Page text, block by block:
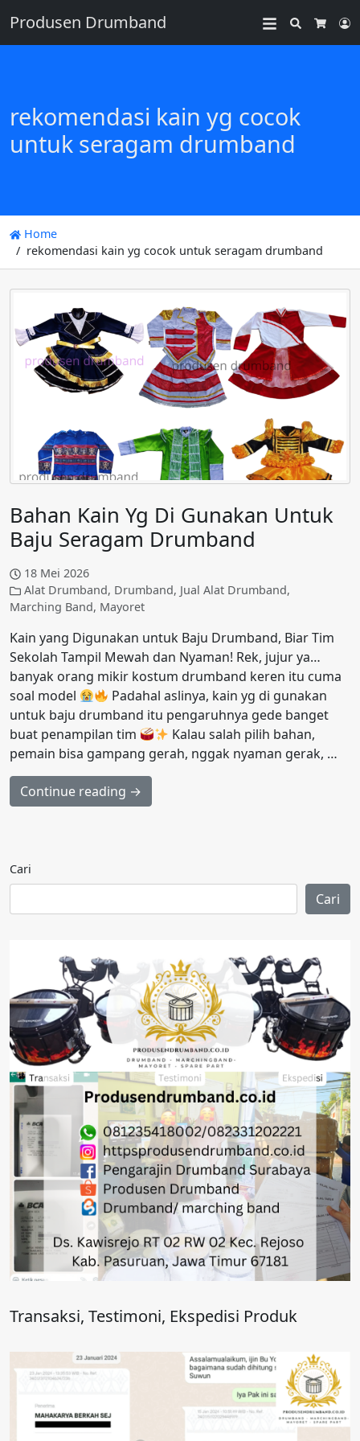
Produsen Drumband
Search
rekomendasi kain yg cocok
untuk seragam drumband
Home
rekomendasi kain yg cocok untuk seragam drumband
Bahan Kain Yg Di Gunakan Untuk
Baju Seragam Drumband
18 Mei 2026
Alat Drumband, Drumband, Jual Alat Drumband,
Marching Band, Mayoret
Kain yang Digunakan untuk Baju Drumband, Biar Tim
Sekolah Tampil Mewah dan Nyaman! Rek, jujur ya…
banyak orang mikir kostum drumband keren itu cuma
soal model
Padahal aslinya, kain yg di gunakan
untuk baju drumband itu pengaruhnya gede banget
buat penampilan tim
Kalau salah pilih bahan,
pemain bisa gampang gerah, nggak nyaman gerak, …
Continue reading →
Cari
Cari
Transaksi, Testimoni, Ekspedisi Produk